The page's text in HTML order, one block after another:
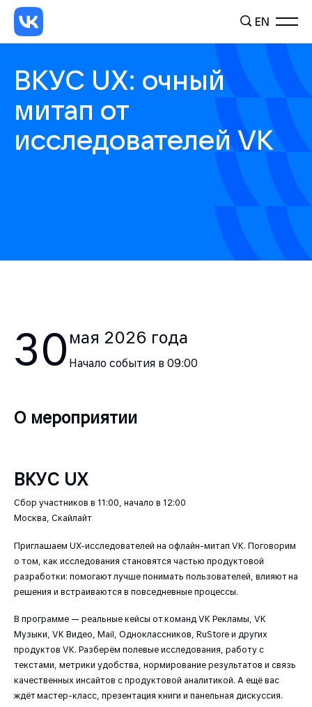
EN
ВКУС UX: очный
митап от
исследователей VK
30 мая 2026 года
Начало события в 09:00
О мероприятии
ВКУС UX
Сбор участников в 11:00, начало в 12:00
Москва, Скайлайт
Приглашаем UX-исследователей на офлайн-митап VK. Поговорим
о том, как исследования становятся частью продуктовой
разработки: помогают лучше понимать пользователей, влияют на
решения и встраиваются в повседневные процессы.
В программе — реальные кейсы от команд VK Рекламы, VK
Музыки, VK Видео, Mail, Одноклассников, RuStore и других
продуктов VK. Разберём полевые исследования, работу с
текстами, метрики удобства, нормирование результатов и связь
качественных инсайтов с продуктовой аналитикой. А ещё вас
ждёт мастер-класс, презентация книги и панельная дискуссия.